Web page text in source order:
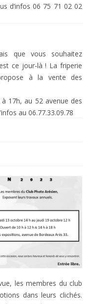
d’infos 06 75 71 02 02
que vous souhaitez
ce jour-là ! La friperie
à la vente des
17h, au 52 avenue des
au 06.77.33.09.78
les membres du club
dans leurs clichés.